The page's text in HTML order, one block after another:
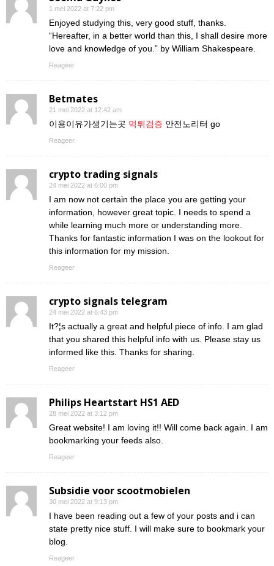
1 mei 2022 at 7:22 pm
Enjoyed studying this, very good stuff, thanks.
“Hereafter, in a better world than this, I shall desire more
love and knowledge of you.” by William Shakespeare.
Reageer
Betmates
21 mei 2022 at 12:42 am
이용이유가생기는곳 먹튀검증 안전노리터 go
Reageer
crypto trading signals
24 mei 2022 at 6:00 pm
I am now not certain the place you are getting your
information, however great topic. I needs to spend a
while learning much more or understanding more.
Thanks for fantastic information I was on the lookout for
this information for my mission.
Reageer
crypto signals telegram
24 mei 2022 at 6:43 pm
It?¦s actually a great and helpful piece of info. I am glad
that you shared this helpful info with us. Please stay us
informed like this. Thanks for sharing.
Reageer
Philips Heartstart HS1 AED
28 mei 2022 at 3:12 pm
Great website! I am loving it!! Will come back again. I am
bookmarking your feeds also.
Reageer
Subsidie voor scootmobielen
30 mei 2022 at 9:13 pm
I have been reading out a few of your posts and i can
state pretty nice stuff. I will make sure to bookmark your
blog.
Reageer